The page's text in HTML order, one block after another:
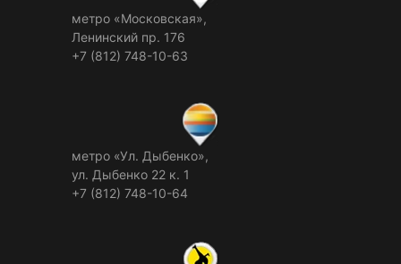
метро «Московская»,
Ленинский пр. 176
+7 (812) 748-10-63
метро «Ул. Дыбенко»,
ул. Дыбенко 22 к. 1
+7 (812) 748-10-64